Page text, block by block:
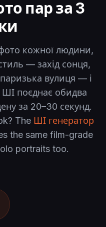
пар за 3
кожної людини,
— захід сонця,
вулиця — і
ШІ поєднає обидва
за 20–30 секунд.
The ШІ генератор
the same film-grade
portraits too.